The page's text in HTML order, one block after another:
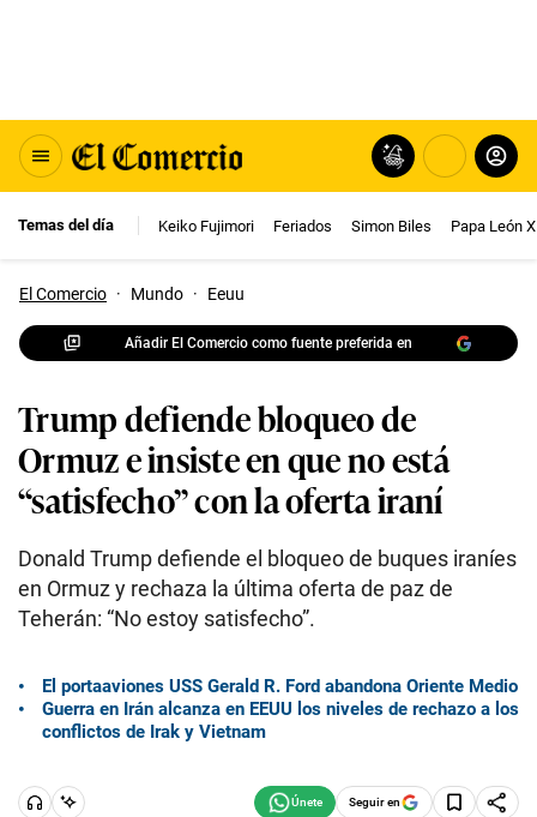
Temas del día Keiko Fujimori Feriados Simon Biles Papa León
El Comercio · Mundo · Eeuu
Añadir El Comercio como fuente preferida en
Trump defiende bloqueo de
Ormuz e insiste en que no está
“satisfecho” con la oferta iraní
Donald Trump defiende el bloqueo de buques iraníes
en Ormuz y rechaza la última oferta de paz de
Teherán: “No estoy satisfecho”.
El portaaviones USS Gerald R. Ford abandona Oriente Medio
Guerra en Irán alcanza en EEUU los niveles de rechazo a los
conflictos de Irak y Vietnam
Seguir en